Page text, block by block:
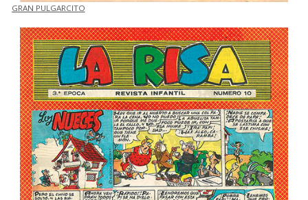
GRAN PULGARCITO